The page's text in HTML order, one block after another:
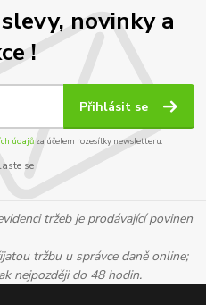
novinky a
!
Přihlásit se
údajůza účelem rozesílky newsletteru.
se
tržeb je prodávající povinen
tržbu u správce daně online;
nejpozději do 48 hodin.